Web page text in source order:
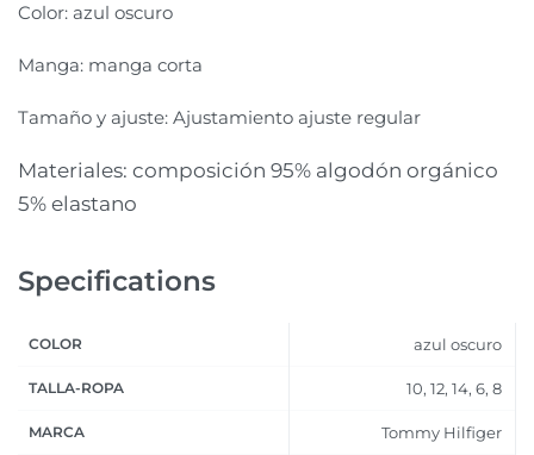
Color: azul oscuro
Manga: manga corta
Tamaño y ajuste: Ajustamiento ajuste regular
Materiales: composición 95% algodón orgánico
5% elastano
Specifications
COLOR azul oscuro
TALLA-ROPA 10, 12, 14, 6, 8
MARCA Tommy Hilfiger